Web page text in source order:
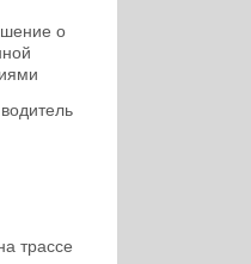
о
трассе